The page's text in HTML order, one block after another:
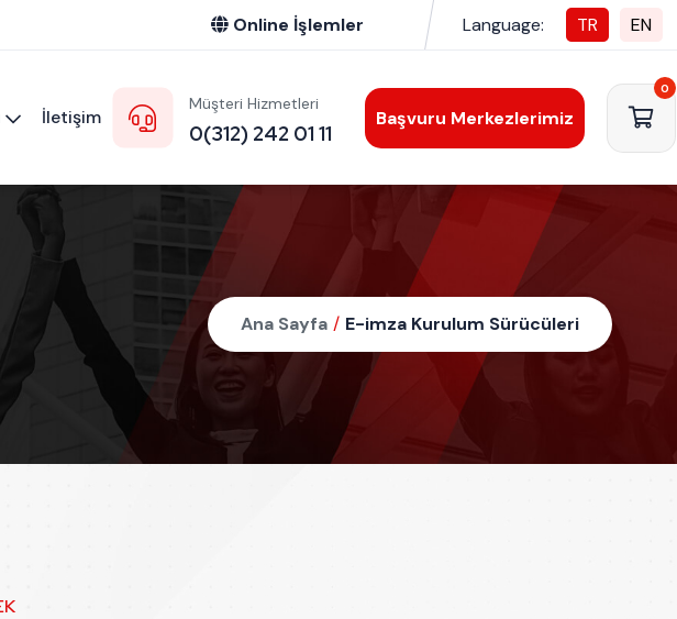
Online İşlemler Language: TR EN
İletişim
Müşteri Hizmetleri
0(312) 242 01 11
Başvuru Merkezlerimiz
0
Ana Sayfa / E-imza Kurulum Sürücüleri